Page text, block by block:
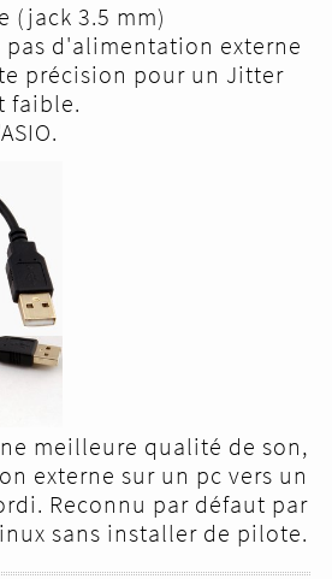
(jack 3.5 mm)
pas d'alimentation externe
précision pour un Jitter
faible.
meilleure qualité de son,
externe sur un pc vers un
Reconnu par défaut par
sans installer de pilote.